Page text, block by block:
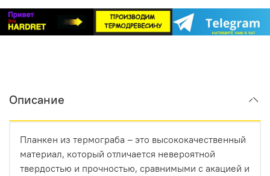
получаете конструкцию, которая прослужит
десятилетия.
глубокому, благородному оттенку (от светлой
термоберезы до насыщенного термоясеня),
сучков, смоляных карманов или неровностей —
только чистый, современный дизайн.
Описание
Планкен из термограба – это высококачественный
материал, который отличается невероятной
твердостью и прочностью, сравнимыми с акацией и